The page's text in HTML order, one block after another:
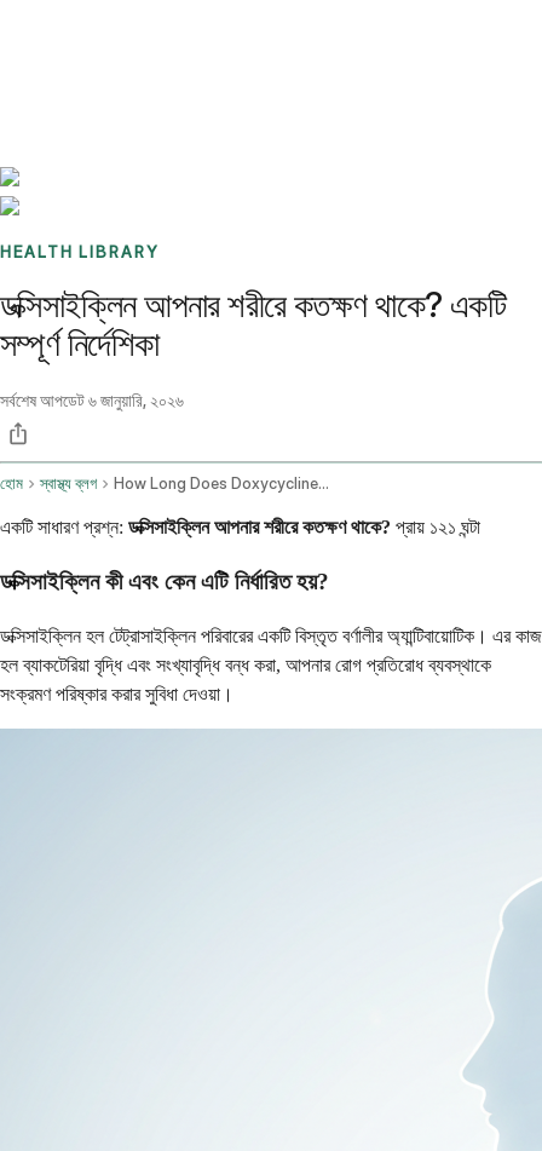
HEALTH LIBRARY
ডক্সিসাইক্লিন আপনার শরীরে কতক্ষণ থাকে? একটি
সম্পূর্ণ নির্দেশিকা
সর্বশেষ আপডেট৬ জানুয়ারি, ২০২৬
হোম স্বাস্থ্য ব্লগ How Long Does Doxycycline Stay In Your System
একটি সাধারণ প্রশ্ন: ডক্সিসাইক্লিন আপনার শরীরে কতক্ষণ থাকে? প্রায় ১২১ ঘন্টা
ডক্সিসাইক্লিন কী এবং কেন এটি নির্ধারিত হয়?
ডক্সিসাইক্লিন হল টেট্রাসাইক্লিন পরিবারের একটি বিস্তৃত বর্ণালীর অ্যান্টিবায়োটিক। এর কাজ
হল ব্যাকটেরিয়া বৃদ্ধি এবং সংখ্যাবৃদ্ধি বন্ধ করা, আপনার রোগ প্রতিরোধ ব্যবস্থাকে
সংক্রমণ পরিষ্কার করার সুবিধা দেওয়া।